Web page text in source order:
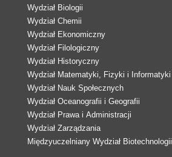
Wydział Biologii
Wydział Chemii
Wydział Ekonomiczny
Wydział Filologiczny
Wydział Historyczny
Wydział Matematyki, Fizyki i Informatyki
Wydział Nauk Społecznych
Wydział Oceanografii i Geografii
Wydział Prawa i Administracji
Wydział Zarządzania
Międzyuczelniany Wydział Biotechnologii